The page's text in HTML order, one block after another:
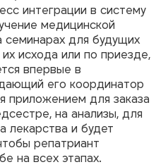
интеграции в систему
медицинской
для будущих
исхода или по приезде,
впервые в
его координатор
приложением для заказа
на анализы, для
лекарства и будет
репатриант
на всех этапах.